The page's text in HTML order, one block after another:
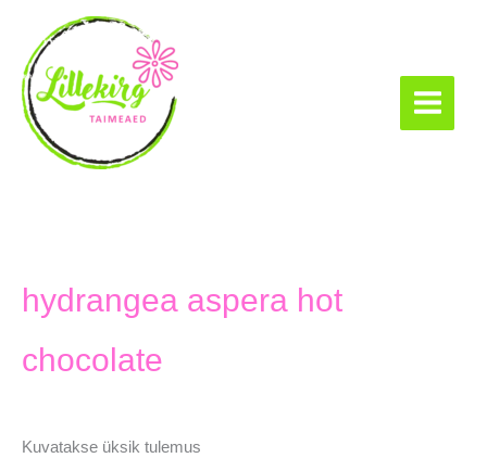
content
hydrangea aspera hot
chocolate
Kuvatakse üksik tulemus